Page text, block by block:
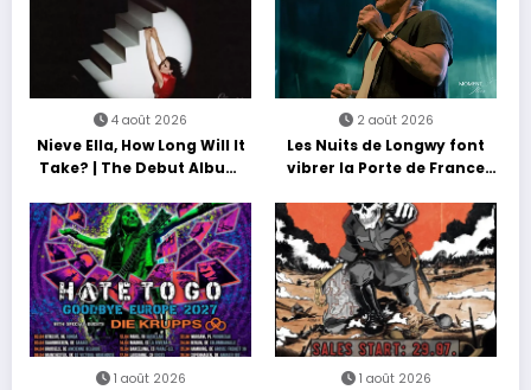
4 août 2026
Nieve Ella, How Long Will It
Take? | The Debut Album
2 août 2026
Les Nuits de Longwy font
vibrer la Porte de France
découvertes et énergie
reggae
1 août 2026 1 août 2026